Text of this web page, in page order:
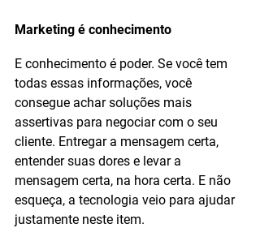
Marketing é conhecimento
E conhecimento é poder. Se você tem
todas essas informações, você
consegue achar soluções mais
assertivas para negociar com o seu
cliente. Entregar a mensagem certa,
entender suas dores e levar a
mensagem certa, na hora certa. E não
esqueça, a tecnologia veio para ajudar
justamente neste item.